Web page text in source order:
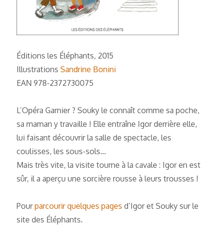
Éditions les Éléphants, 2015
IllustrationsSandrine Bonini
EAN 978-2372730075
L’Opéra Garnier ? Souky le connaît comme sa poche,
sa maman y travaille ! Elle entraîne Igor derrière elle,
lui faisant découvrir la salle de spectacle, les
coulisses, les sous-sols…
Mais très vite, la visite tourne à la cavale : Igor en est
sûr, il a aperçu une sorcière rousse à leurs trousses !
Pourparcourir quelques pages d’Igor et Souky sur le
site des Éléphants.